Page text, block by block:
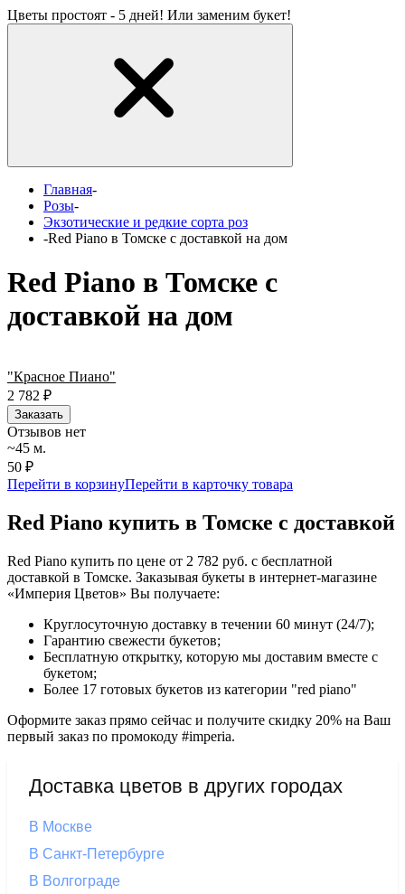
Цветы простоят - 5 дней! Или заменим букет!
Главная-
Розы-
Экзотические и редкие сорта роз
-Red Piano в Томске с доставкой на дом
Red Piano в Томске с
доставкой на дом
"Красное Пиано"
2 782 ₽
Заказать
Отзывов нет
~45 м.
50 ₽
Перейти в корзинуПерейти в карточку товара
Red Piano купить в Томске с доставкой
Red Piano купить по цене от 2 782 руб. с бесплатной
доставкой в Томске. Заказывая букеты в интернет-магазине
«Империя Цветов» Вы получаете:
Круглосуточную доставку в течении 60 минут (24/7);
Гарантию свежести букетов;
Бесплатную открытку, которую мы доставим вместе с
букетом;
Более 17 готовых букетов из категории "red piano"
Оформите заказ прямо сейчас и получите скидку 20% на Ваш
первый заказ по промокоду #imperia.
Доставка цветов в других городах
В Москве
В Санкт-Петербурге
В Волгограде